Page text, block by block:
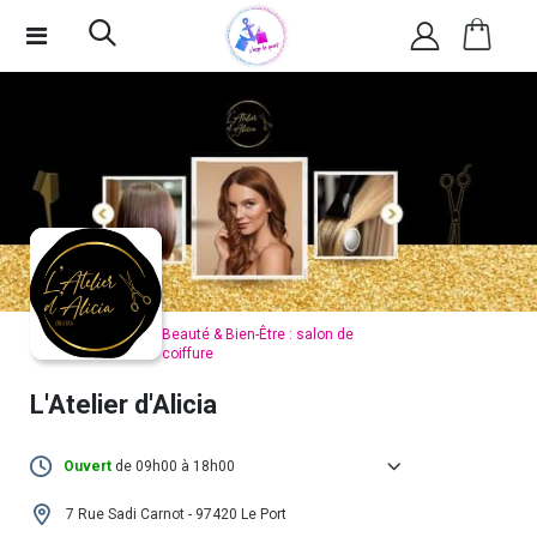
Beauté & Bien-Être : salon de
coiffure
L'Atelier d'Alicia
Ouvert de 09h00 à 18h00
Lundi : 10h00 - 18h00
7 Rue Sadi Carnot - 97420 Le Port